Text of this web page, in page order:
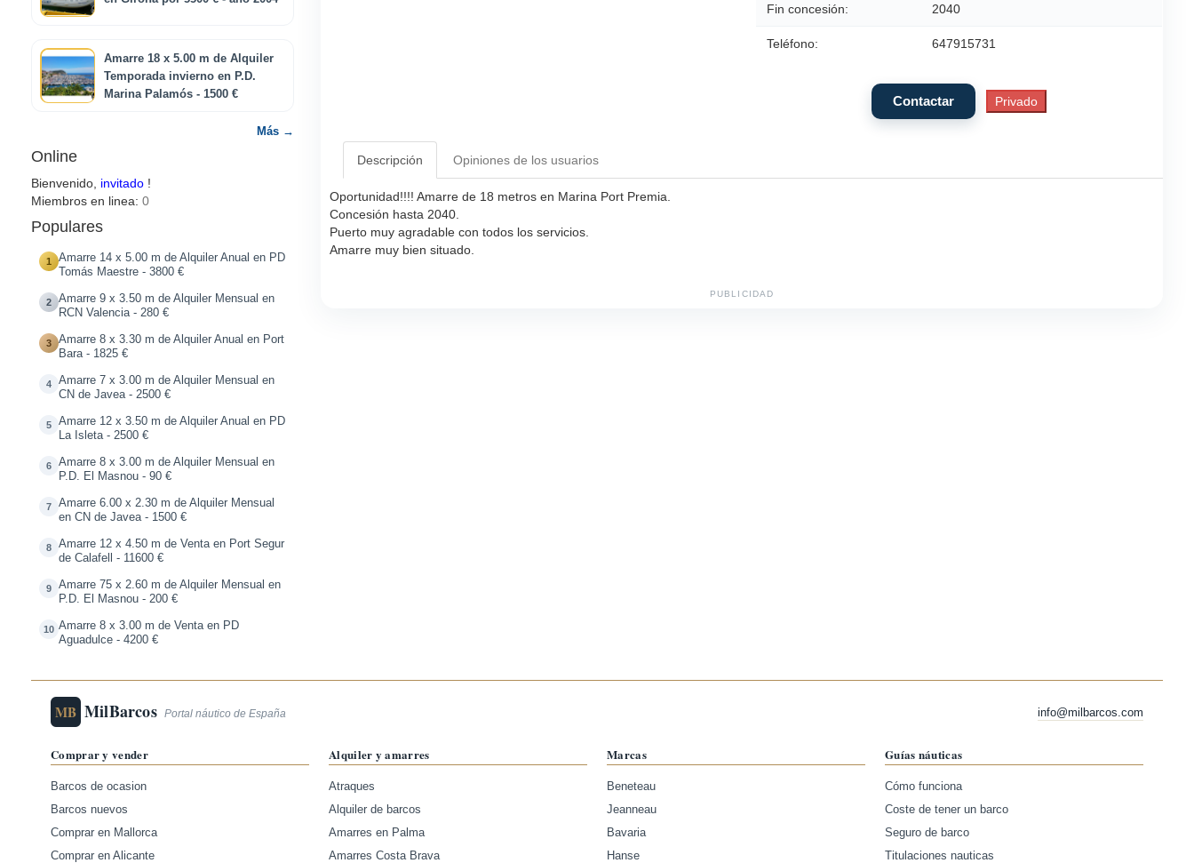
Amarre 18 x 5.00 m de Alquiler
Temporada invierno en P.D.
Marina Palamós - 1500 €
Más →
Online
Bienvenido, invitado !
Miembros en linea: 0
Populares
1
Amarre 14 x 5.00 m de Alquiler Anual en PD
Tomás Maestre - 3800 €
2
Amarre 9 x 3.50 m de Alquiler Mensual en
RCN Valencia - 280 €
3
Amarre 8 x 3.30 m de Alquiler Anual en Port
Bara - 1825 €
4
Amarre 7 x 3.00 m de Alquiler Mensual en
CN de Javea - 2500 €
5
Amarre 12 x 3.50 m de Alquiler Anual en PD
La Isleta - 2500 €
6
Amarre 8 x 3.00 m de Alquiler Mensual en
P.D. El Masnou - 90 €
7
Amarre 6.00 x 2.30 m de Alquiler Mensual
en CN de Javea - 1500 €
8
Amarre 12 x 4.50 m de Venta en Port Segur
de Calafell - 11600 €
9
Amarre 75 x 2.60 m de Alquiler Mensual en
P.D. El Masnou - 200 €
10 Amarre 8 x 3.00 m de Venta en PD
Aguadulce - 4200 €
Fin concesión: 2040
Teléfono: 647915731
Descripción Opiniones de los usuarios
Oportunidad!!!! Amarre de 18 metros en Marina Port Premia.
Concesión hasta 2040.
Puerto muy agradable con todos los servicios.
Amarre muy bien situado.
PUBLICIDAD
MB MilBarcos Portal náutico de España info@milbarcos.com
Comprar y vender
Barcos de ocasion
Barcos nuevos
Comprar en Mallorca
Comprar en Alicante
Alquiler y amarres
Atraques
Alquiler de barcos
Amarres en Palma
Amarres Costa Brava
Marcas
Beneteau
Jeanneau
Bavaria
Hanse
Guías náuticas
Cómo funciona
Coste de tener un barco
Seguro de barco
Titulaciones nauticas